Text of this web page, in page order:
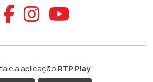
Aceder ao
Aceder ao
Aceder
a aplicação RTP Play